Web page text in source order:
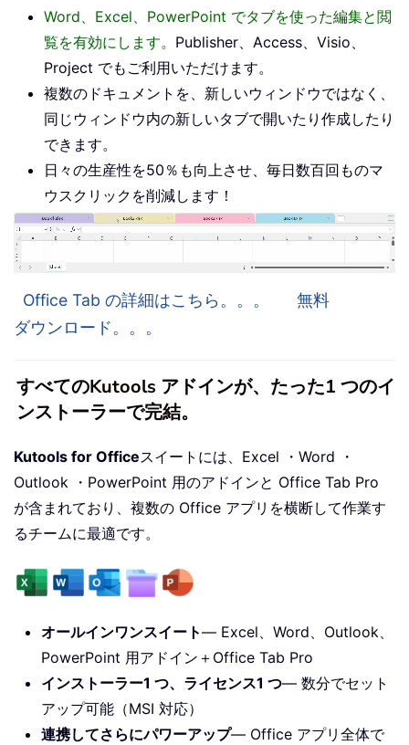
Word、Excel、PowerPoint でタブを使った編集と閲
覧を有効にします。 Publisher、Access、Visio、
Project でもご利用いただけます。
複数のドキュメントを、新しいウィンドウではなく、
同じウィンドウ内の新しいタブで開いたり作成したり
できます。
日々の生産性を50％も向上させ、毎日数百回ものマ
ウスクリックを削減します！
Office Tab の詳細はこちら。。。
無料
ダウンロード。。。
すべてのKutools アドインが、たった1 つのイ
ンストーラーで完結。
Kutools for Officeスイートには、Excel ・Word ・
Outlook ・PowerPoint 用のアドインと Office Tab Pro
が含まれており、複数の Office アプリを横断して作業す
るチームに最適です。
オールインワンスイート— Excel、Word、Outlook、
PowerPoint 用アドイン＋Office Tab Pro
インストーラー1 つ、ライセンス1 つ— 数分でセット
アップ可能（MSI 対応）
連携してさらにパワーアップ— Office アプリ全体で